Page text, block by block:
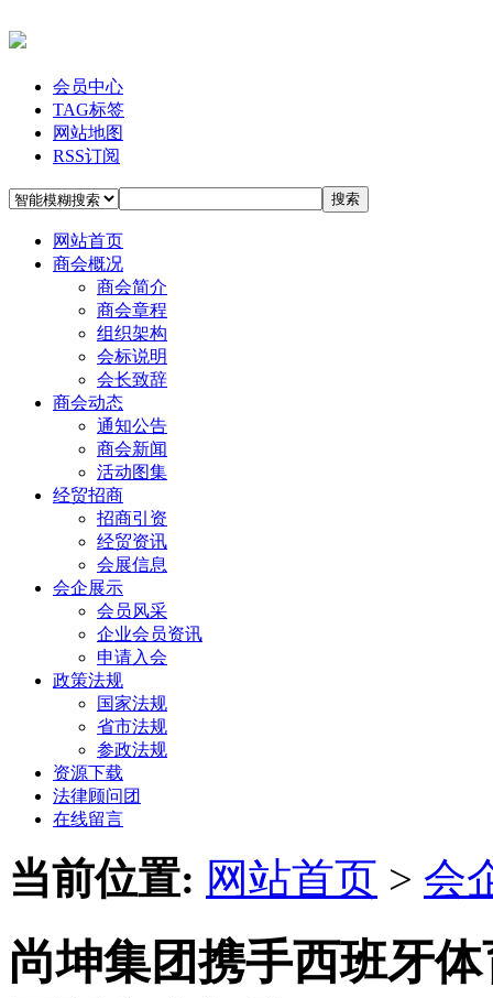
会员中心
TAG标签
网站地图
RSS订阅
搜索
网站首页
商会概况
商会简介
商会章程
组织架构
会标说明
会长致辞
商会动态
通知公告
商会新闻
活动图集
经贸招商
招商引资
经贸资讯
会展信息
会企展示
会员风采
企业会员资讯
申请入会
政策法规
国家法规
省市法规
参政法规
资源下载
法律顾问团
在线留言
当前位置: 网站首页 > 会
尚坤集团携手西班牙